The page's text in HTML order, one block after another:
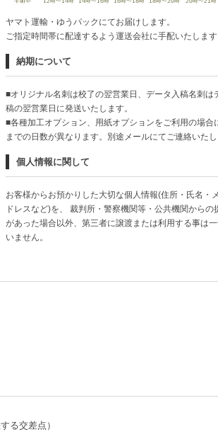
ヤマト運輸・ゆうパックにてお届けします。
ご指定時間帯に配達するよう運送会社に手配いたします
納期について
■オリジナル名刺は校了の翌営業日、データ入稿名刺は
稿の翌営業日に発送いたします。
■各種加工オプション、用紙オプションをご利用の場合
までの日数が異なります。別途メールにてご連絡いたし
個人情報に関して
お客様からお預かりした大切な個人情報(住所・氏名・
ドレスなど)を、 裁判所・警察機関等・公共機関からの
があった場合以外、第三者に譲渡または利用する事は
いません。
る交差点）